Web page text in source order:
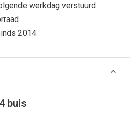
werkdag verstuurd
2014
buis